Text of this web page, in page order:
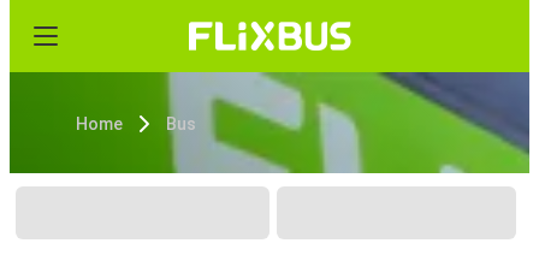
Home Bus